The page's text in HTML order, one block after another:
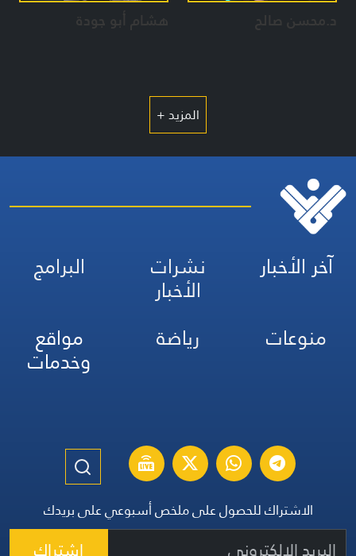
د.محسن صالح هشام أبو جودة
المزيد +
آخر الأخبار نشرات
الأخبار
البرامج
منوعات
رياضة مواقع
وخدمات
الاشتراك للحصول على ملخص أسبوعي على بريدك